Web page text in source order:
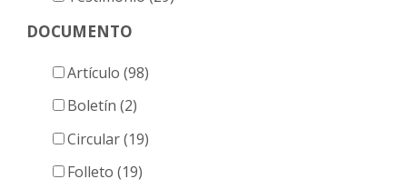
DOCUMENTO
Artículo (98)
Boletín (2)
Circular (19)
Folleto (19)